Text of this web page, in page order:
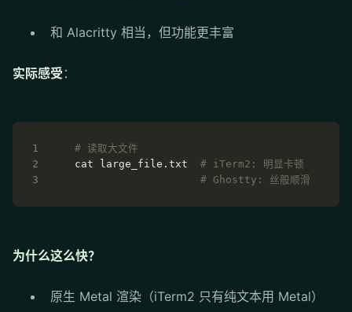
和 Alacritty 相当，但功能更丰富
实际感受 ：
# 读取大文件
cat large_file.txt # iTerm2: 明显卡顿
# Ghostty: 丝般顺滑
为什么这么快？
原生 Metal 渲染（iTerm2 只有纯文本用 Metal）